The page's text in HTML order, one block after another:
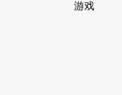
游戏